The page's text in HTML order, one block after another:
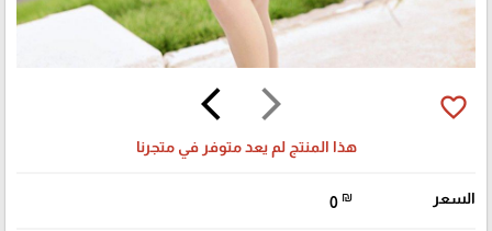
arrow_forward_ios
arrow_back_ios favorite_border
هذا المنتج لم يعد متوفر في متجرنا
السعر 0 ₪